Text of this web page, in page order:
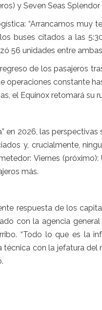
y Seven Seas Splendor
“Arrancamos muy
buses citados a las
56 unidades entre
de los pasajeros
operaciones constante
el Equinox retomará su
en 2026, las
y, crucialmente,
Viernes
más.
respuesta de los
con la agencia general
“Todo lo que es la
técnica con la jefatura